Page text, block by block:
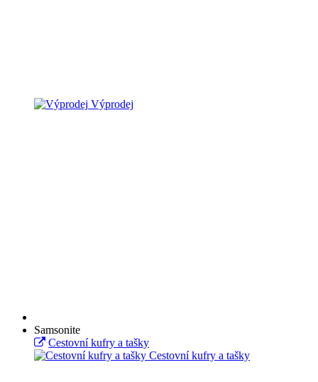
Výprodej
Samsonite
Cestovní kufry a tašky
Cestovní kufry a tašky